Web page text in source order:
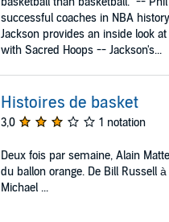
successful coaches in NBA
Jackson provides an inside look
with Sacred Hoops -- Jackson's...
Histoires de basket
3,0 1 notation
Deux fois par semaine, Alain
du ballon orange. De Bill Russell
Michael ...